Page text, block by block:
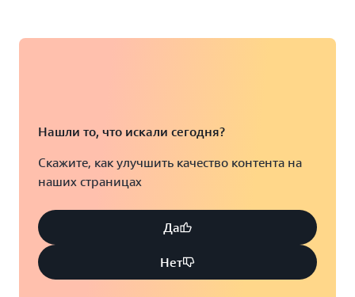
Нашли то, что искали сегодня?
Скажите, как улучшить качество контента на
наших страницах
Да
Нет